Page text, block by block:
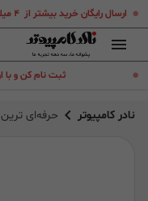
ارسال رایگان خرید بیشتر از ۴ میلیون تومان توسط پست پیشتاز به سراسر ایران عزیز
.
ثبت نام کن و با
نادر کامپیوتر حرفه‌ای ترین